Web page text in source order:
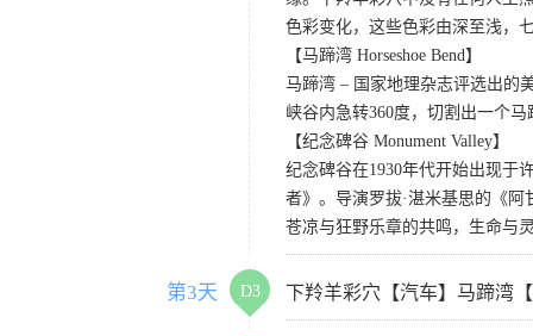
色彩变化，这些色彩由深至浅，
【马蹄湾 Horseshoe Bend】
马蹄湾 – 国家地理杂志评选出的
峡谷内急转360度，切割出一个
【纪念碑谷 Monument Valley】
纪念碑谷在1930年代开始出现于
者》。导演罗拔·湛米基思的《
苍凉与狂野乐章的共鸣，生命与
第3天 D3 下羚羊彩穴【汽车】马蹄湾